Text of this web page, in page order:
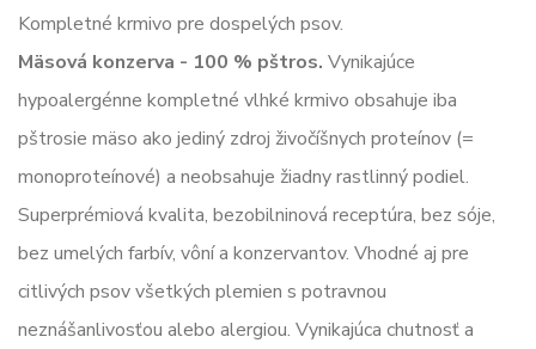
Kompletné krmivo pre dospelých psov.
Mäsová konzerva - 100 % pštros. Vynikajúce
hypoalergénne kompletné vlhké krmivo obsahuje iba
pštrosie mäso ako jediný zdroj živočíšnych proteínov (=
monoproteínové) a neobsahuje žiadny rastlinný podiel.
Superprémiová kvalita, bezobilninová receptúra, bez sóje,
bez umelých farbív, vôní a konzervantov. Vhodné aj pre
citlivých psov všetkých plemien s potravnou
neznášanlivosťou alebo alergiou. Vynikajúca chutnosť a